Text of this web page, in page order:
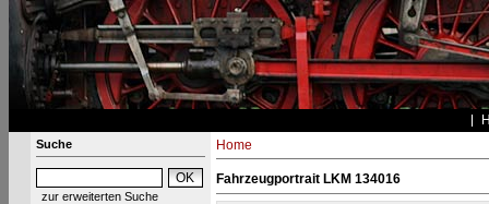
Suche
zur erweiterten Suche
Home
Fahrzeugportrait LKM 134016